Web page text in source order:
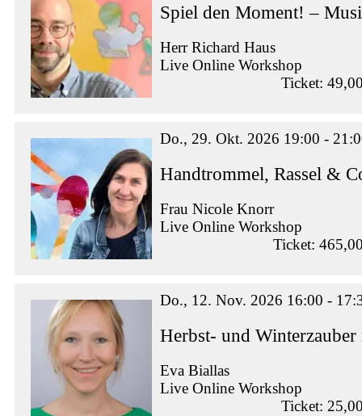
Spiel den Moment! –
Herr Richard Haus
Live Online Workshop
Ticket:
Do., 29. Okt. 2026 19:00 -
Handtrommel, Rassel &
Frau Nicole Knorr
Live Online Workshop
Ticket:
Do., 12. Nov. 2026 16:00 -
Herbst- und
Eva Biallas
Live Online Workshop
Ticket: